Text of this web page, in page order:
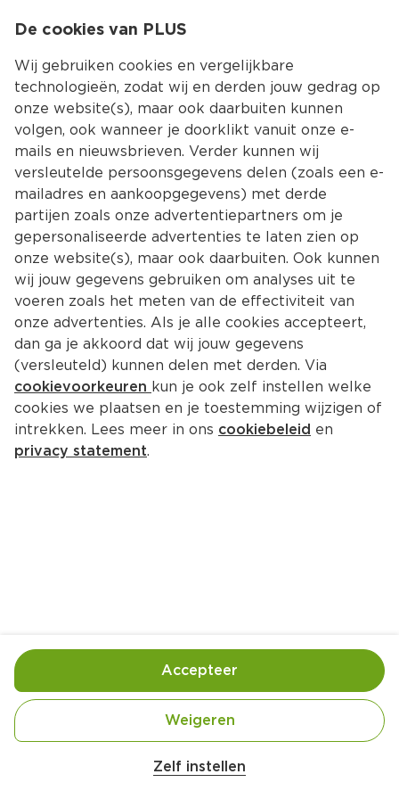
Kies jouw
Terug Producten
PLUS Ananassap
Per Fles 1000 ml
Handige informatie over dit product
Nutri-Score D
De cookies van PLUS
Wij gebruiken cookies en vergelijkbare
technologieën, zodat wij en derden jouw gedrag op
onze website(s), maar ook daarbuiten kunnen
volgen, ook wanneer je doorklikt vanuit onze e-
mails en nieuwsbrieven. Verder kunnen wij
versleutelde persoonsgegevens delen (zoals een e-
mailadres en aankoopgegevens) met derde
partijen zoals onze advertentiepartners om je
gepersonaliseerde advertenties te laten zien op
onze website(s), maar ook daarbuiten. Ook kunnen
wij jouw gegevens gebruiken om analyses uit te
voeren zoals het meten van de effectiviteit van
onze advertenties. Als je alle cookies accepteert,
dan ga je akkoord dat wij jouw gegevens
(versleuteld) kunnen delen met derden. Via
cookievoorkeuren kun je ook zelf instellen welke
cookies we plaatsen en je toestemming wijzigen of
intrekken. Lees meer in ons cookiebeleid en
privacy statement.
Zelf instellen
Weigeren
Accepteer